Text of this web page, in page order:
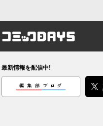
コミックDAYS
最新情報を配信中!
編集部ブログ